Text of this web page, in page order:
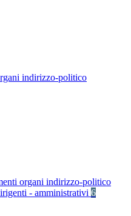
indirizzo-politico
organi indirizzo-politico
- amministrativi 6